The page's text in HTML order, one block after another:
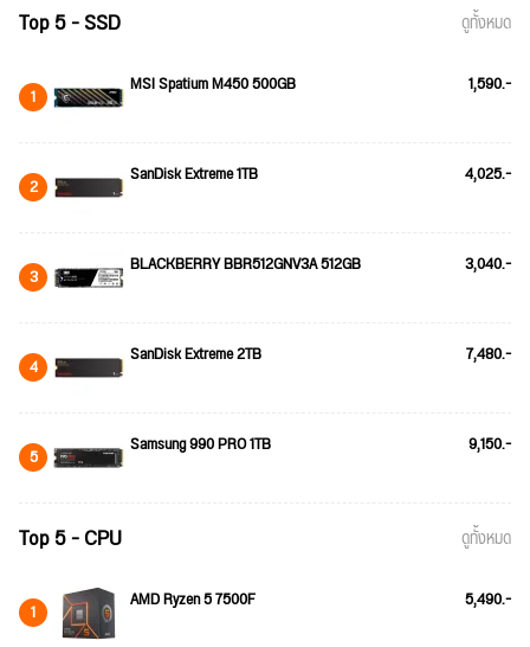
Top 5 - SSD ดูทั้งหมด
1 MSI Spatium M450 500GB 1,590.-
2 SanDisk Extreme 1TB 4,025.-
3 BLACKBERRY BBR512GNV3A 512GB 3,040.-
4 SanDisk Extreme 2TB 7,480.-
5 Samsung 990 PRO 1TB 9,150.-
Top 5 - CPU ดูทั้งหมด
1 AMD Ryzen 5 7500F 5,490.-